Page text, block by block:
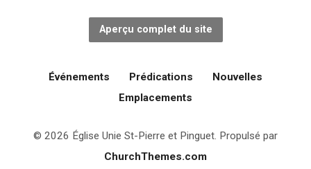
Aperçu complet du site
Événements Prédications
Nouvelles
Emplacements
© 2026 Église Unie St-Pierre et Pinguet. Propulsé par
ChurchThemes.com